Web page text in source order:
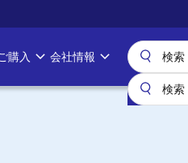
購入 会社情報